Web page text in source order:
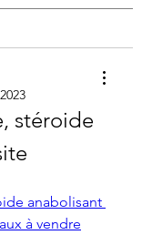
stéroide
anabolisant
à vendre